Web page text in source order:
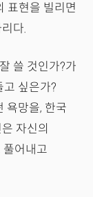
표현을 빌리면
다.
쓸 것인가?가
고 싶은가?
욕망을, 한국
자신의
풀어내고